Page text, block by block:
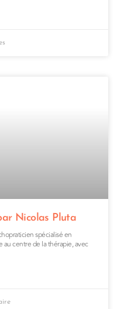
Nicolas Pluta
spécialisé en
centre de la thérapie, avec